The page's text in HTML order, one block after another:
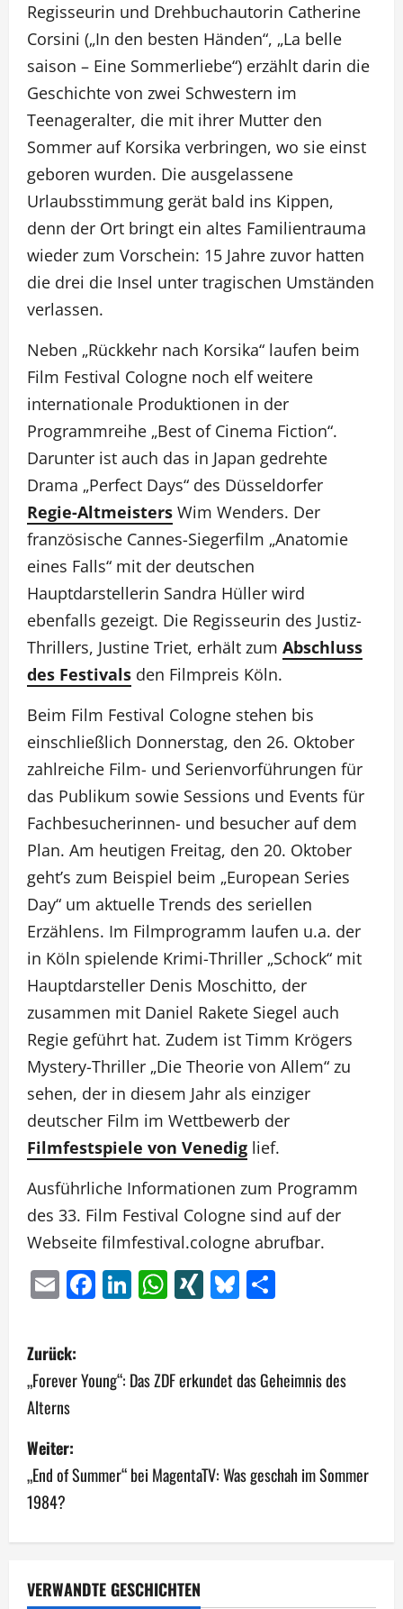
Regisseurin und Drehbuchautorin Catherine
Corsini („In den besten Händen“, „La belle
saison – Eine Sommerliebe“) erzählt darin die
Geschichte von zwei Schwestern im
Teenageralter, die mit ihrer Mutter den
Sommer auf Korsika verbringen, wo sie einst
geboren wurden. Die ausgelassene
Urlaubsstimmung gerät bald ins Kippen,
denn der Ort bringt ein altes Familientrauma
wieder zum Vorschein: 15 Jahre zuvor hatten
die drei die Insel unter tragischen Umständen
verlassen.
Neben „Rückkehr nach Korsika“ laufen beim
Film Festival Cologne noch elf weitere
internationale Produktionen in der
Programmreihe „Best of Cinema Fiction“.
Darunter ist auch das in Japan gedrehte
Drama „Perfect Days“ des Düsseldorfer
Regie-Altmeisters Wim Wenders. Der
französische Cannes-Siegerfilm „Anatomie
eines Falls“ mit der deutschen
Hauptdarstellerin Sandra Hüller wird
ebenfalls gezeigt. Die Regisseurin des Justiz-
Thrillers, Justine Triet, erhält zum Abschluss
des Festivals den Filmpreis Köln.
Beim Film Festival Cologne stehen bis
einschließlich Donnerstag, den 26. Oktober
zahlreiche Film- und Serienvorführungen für
das Publikum sowie Sessions und Events für
Fachbesucherinnen- und besucher auf dem
Plan. Am heutigen Freitag, den 20. Oktober
geht’s zum Beispiel beim „European Series
Day“ um aktuelle Trends des seriellen
Erzählens. Im Filmprogramm laufen u.a. der
in Köln spielende Krimi-Thriller „Schock“ mit
Hauptdarsteller Denis Moschitto, der
zusammen mit Daniel Rakete Siegel auch
Regie geführt hat. Zudem ist Timm Krögers
Mystery-Thriller „Die Theorie von Allem“ zu
sehen, der in diesem Jahr als einziger
deutscher Film im Wettbewerb der
Filmfestspiele von Venedig lief.
Ausführliche Informationen zum Programm
des 33. Film Festival Cologne sind auf der
Webseite filmfestival.cologne abrufbar.
EmailFacebook
LinkedIn
WhatsApp
XINGBluesky
B
e
i
t
r
a
Zurück:
„Forever Young“: Das ZDF erkundet das Geheimnis des
Alterns
Weiter:
„End of Summer“ bei MagentaTV: Was geschah im Sommer
1984?
VERWANDTE GESCHICHTEN